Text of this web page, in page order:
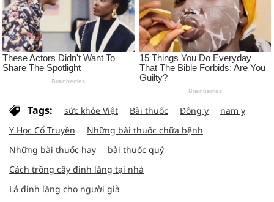
Tags: sức khỏe Việt Bài thuốc Đông y
nam y
Y Học Cổ Truyền
Những bài thuốc chữa bệnh
Những bài thuốc hay
bài thuốc quý
Cách trồng cây đinh lăng tại nhà
Lá đinh lăng cho người già